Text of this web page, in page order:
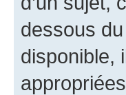
dessous
disponible,